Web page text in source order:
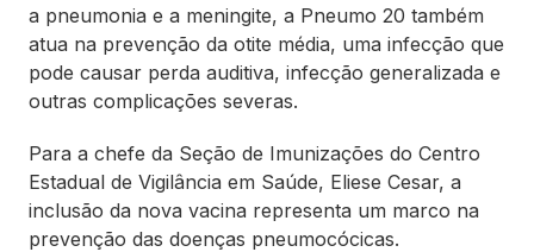
a pneumonia e a meningite, a Pneumo 20 também
atua na prevenção da otite média, uma infecção que
pode causar perda auditiva, infecção generalizada e
outras complicações severas.
Para a chefe da Seção de Imunizações do Centro
Estadual de Vigilância em Saúde, Eliese Cesar, a
inclusão da nova vacina representa um marco na
prevenção das doenças pneumocócicas.